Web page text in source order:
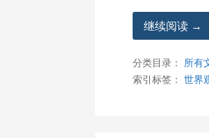
继续阅读 →
分类目录： 所有
索引标签：世界